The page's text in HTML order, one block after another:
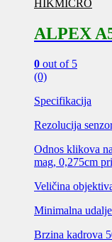
HIKMICRO
ALPEX
0 out of 5
(0)
Specifikacija
Rezolucija
Odnos klikova
mag, 0,275cm
Veličina
Minimalna
Brzina kadrova